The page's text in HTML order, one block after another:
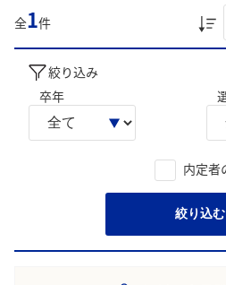
全1件
絞り込み
卒年
内定者
絞り込む